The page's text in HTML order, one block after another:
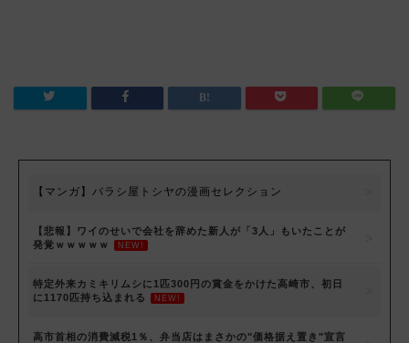
【マンガ】バラシ屋トシヤの漫画セレクション
【悲報】ワイのせいで会社を辞めた新人が「3人」もいたことが
発覚ｗｗｗｗｗ
NEW!
特定外来カミキリムシに1匹300円の賞金をかけた高崎市、初日
に1170匹持ち込まれる
NEW!
高市首相の消費減税1％、弁当店はまさかの"価格据え置き"宣言